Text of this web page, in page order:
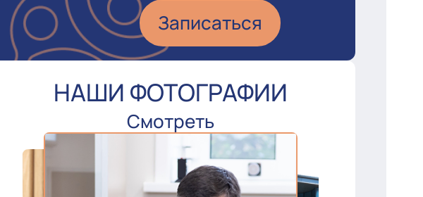
Записаться
НАШИ ФОТОГРАФИИ
Смотреть